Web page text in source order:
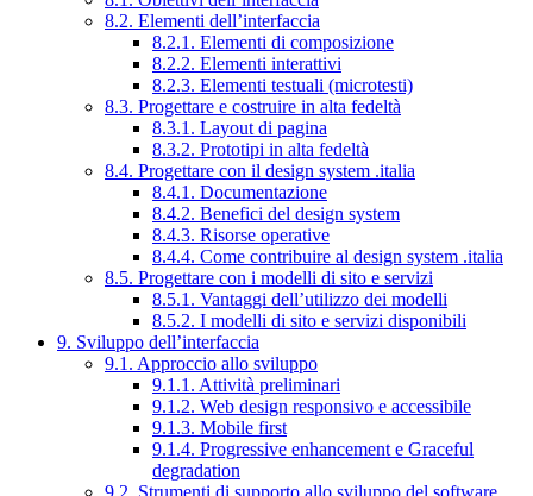
8.2. Elementi dell’interfaccia
8.2.1. Elementi di composizione
8.2.2. Elementi interattivi
8.2.3. Elementi testuali (microtesti)
8.3. Progettare e costruire in alta fedeltà
8.3.1. Layout di pagina
8.3.2. Prototipi in alta fedeltà
8.4. Progettare con il design system .italia
8.4.1. Documentazione
8.4.2. Benefici del design system
8.4.3. Risorse operative
8.4.4. Come contribuire al design system .italia
8.5. Progettare con i modelli di sito e servizi
8.5.1. Vantaggi dell’utilizzo dei modelli
8.5.2. I modelli di sito e servizi disponibili
9. Sviluppo dell’interfaccia
9.1. Approccio allo sviluppo
9.1.1. Attività preliminari
9.1.2. Web design responsivo e accessibile
9.1.3. Mobile first
9.1.4. Progressive enhancement e Graceful
degradation
9.2. Strumenti di supporto allo sviluppo del software